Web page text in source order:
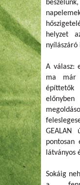
helyzet
nyílászáró
A válasz:
ma már
GEALAN
pontosan
látványos
Sokáig